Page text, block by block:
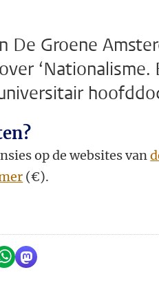
De Groene
‘Nationalisme.
op de websites van
(€).
Bluesky
op LinkedIn
Delen via WhatsApp
Delen via Mastodon